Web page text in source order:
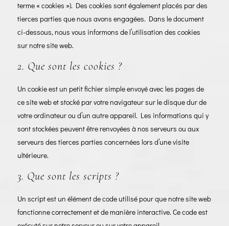
terme « cookies »). Des cookies sont également placés par des
tierces parties que nous avons engagées. Dans le document
ci-dessous, nous vous informons de l’utilisation des cookies
sur notre site web.
2. Que sont les cookies ?
Un cookie est un petit fichier simple envoyé avec les pages de
ce site web et stocké par votre navigateur sur le disque dur de
votre ordinateur ou d’un autre appareil. Les informations qui y
sont stockées peuvent être renvoyées à nos serveurs ou aux
serveurs des tierces parties concernées lors d’une visite
ultérieure.
3. Que sont les scripts ?
Un script est un élément de code utilisé pour que notre site web
fonctionne correctement et de manière interactive. Ce code est